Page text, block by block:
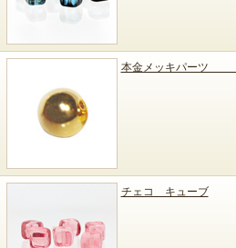
本金メッキパーツ
チェコ キューブ